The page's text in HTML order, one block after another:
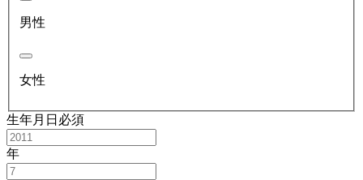
男性
女性
生年月日 必須
年